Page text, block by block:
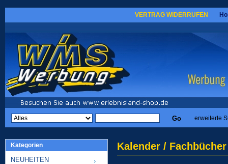
VERTRAG WIDERRUFEN
erweiterte
Kategorien
NEUHEITEN
Kalender / Fachbücher